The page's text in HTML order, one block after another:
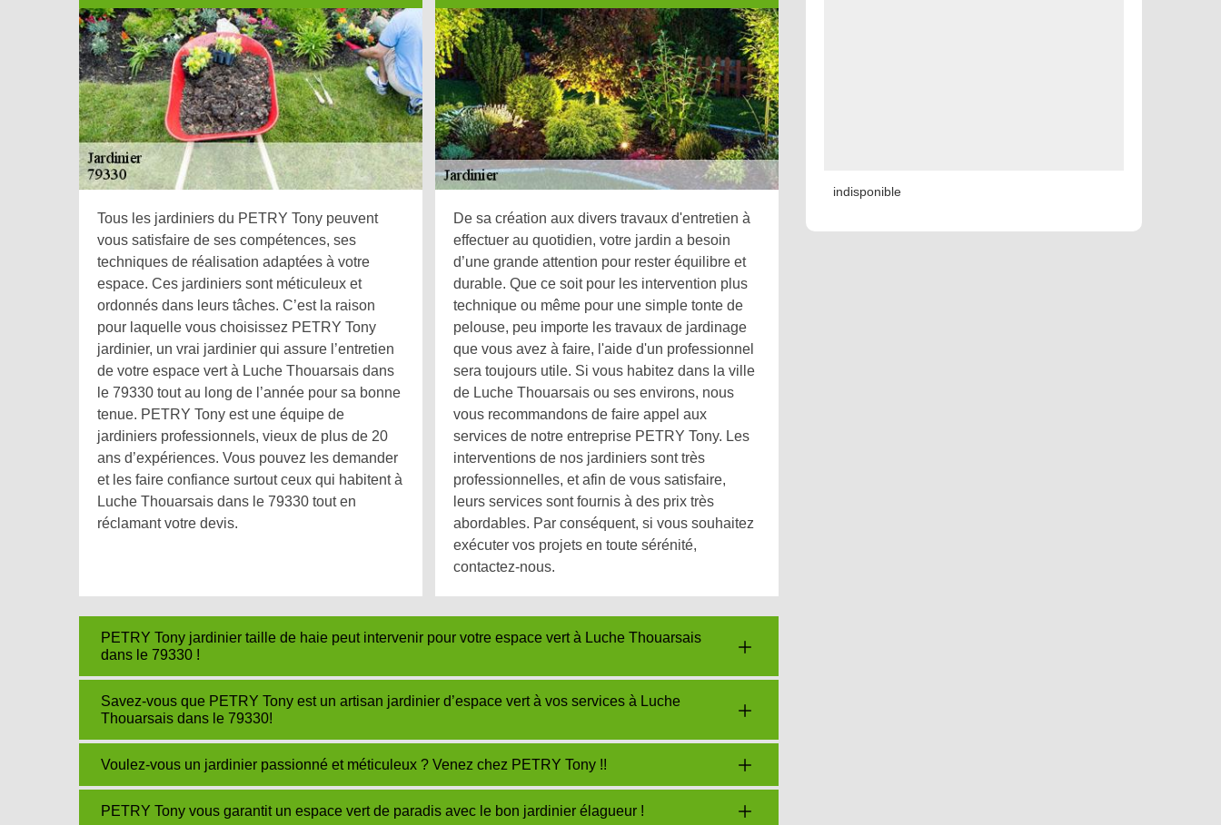
Tous les jardiniers du PETRY Tony peuvent
vous satisfaire de ses compétences, ses
techniques de réalisation adaptées à votre
espace. Ces jardiniers sont méticuleux et
ordonnés dans leurs tâches. C’est la raison
pour laquelle vous choisissez PETRY Tony
jardinier, un vrai jardinier qui assure l’entretien
de votre espace vert à Luche Thouarsais dans
le 79330 tout au long de l’année pour sa bonne
tenue. PETRY Tony est une équipe de
jardiniers professionnels, vieux de plus de 20
ans d’expériences. Vous pouvez les demander
et les faire confiance surtout ceux qui habitent à
Luche Thouarsais dans le 79330 tout en
réclamant votre devis.
De sa création aux divers travaux d'entretien à
effectuer au quotidien, votre jardin a besoin
d’une grande attention pour rester équilibre et
durable. Que ce soit pour les intervention plus
technique ou même pour une simple tonte de
pelouse, peu importe les travaux de jardinage
que vous avez à faire, l'aide d'un professionnel
sera toujours utile. Si vous habitez dans la ville
de Luche Thouarsais ou ses environs, nous
vous recommandons de faire appel aux
services de notre entreprise PETRY Tony. Les
interventions de nos jardiniers sont très
professionnelles, et afin de vous satisfaire,
leurs services sont fournis à des prix très
abordables. Par conséquent, si vous souhaitez
exécuter vos projets en toute sérénité,
contactez-nous.
PETRY Tony jardinier taille de haie peut intervenir pour votre espace vert à Luche Thouarsais
dans le 79330 !
Savez-vous que PETRY Tony est un artisan jardinier d’espace vert à vos services à Luche
Thouarsais dans le 79330!
Voulez-vous un jardinier passionné et méticuleux ? Venez chez PETRY Tony !!
PETRY Tony vous garantit un espace vert de paradis avec le bon jardinier élagueur !
indisponible